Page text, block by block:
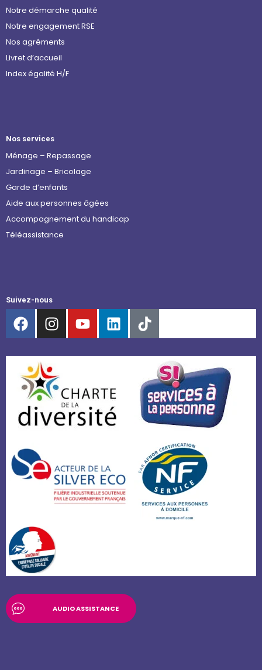
Notre démarche qualité
Notre engagement RSE
Nos agréments
Livret d’accueil
Index égalité H/F
Nos services
Ménage – Repassage
Jardinage – Bricolage
Garde d’enfants
Aide aux personnes âgées
Accompagnement du handicap
Téléassistance
Suivez-nous
AUDIO ASSISTANCE